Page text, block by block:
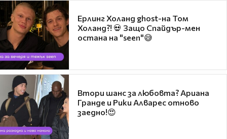
Ерлинг Холанд ghost-на Том
Холанд?! 💀 Защо Спайдър-мен
остана на "seen"😅
Втори шанс за любовта? Ариана
Гранде и Рики Алварес отново
заедно!😍